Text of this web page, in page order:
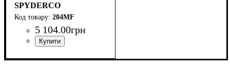
SPYDERCO
204MF
5 104.00грн